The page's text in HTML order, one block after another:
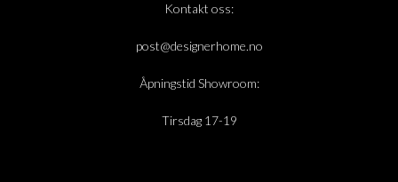
Kontakt oss:
post@designerhome.no
Åpningstid Showroom:
Tirsdag 17-19